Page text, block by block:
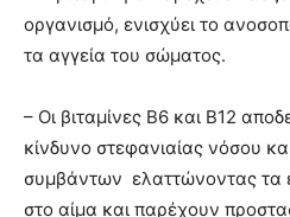
οργανισμό, ενισχύει το
τα αγγεία του σώματος.
– Οι βιταμίνες Β6 και Β12
κίνδυνο στεφανιαίας νόσου
συμβάντων ελαττώνοντας τα
στο αίμα και παρέχουν